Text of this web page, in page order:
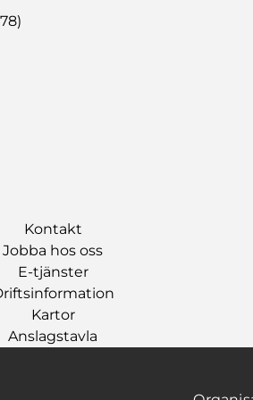
Kontakt
Jobba hos oss
E-tjänster
Kartor
Anslagstavla